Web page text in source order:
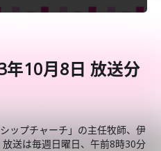
10月8日 放送分
ップチャーチ」の主任牧師、伊
送は毎週日曜日、午前8時30分